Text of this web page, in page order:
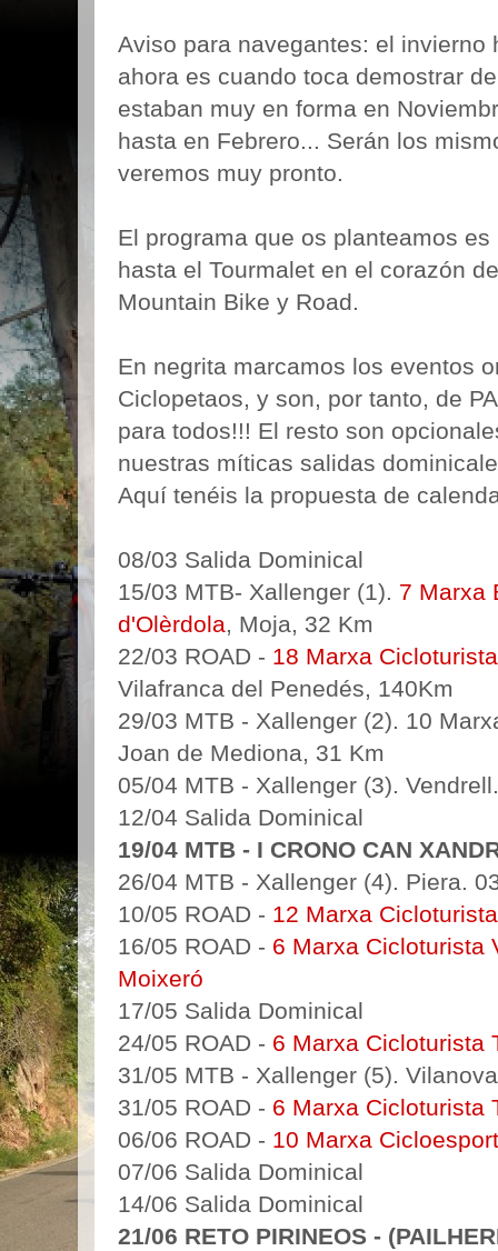
Aviso para navegantes: el invierno
ahora es cuando toca demostrar
estaban muy en forma en
hasta en Febrero... Serán los
veremos muy pronto.
El programa que os planteamos
hasta el Tourmalet en el corazón
Mountain Bike y Road.
En negrita marcamos los eventos
Ciclopetaos, y son, por tanto, de
para todos!!! El resto son
nuestras míticas salidas
Aquí tenéis la propuesta de
08/03 Salida Dominical
15/03 MTB- Xallenger (1). 7 Marxa
d'Olèrdola, Moja, 32 Km
22/03 ROAD - 18 Marxa
Vilafranca del Penedés, 140Km
29/03 MTB - Xallenger (2). 10
Joan de Mediona, 31 Km
05/04 MTB - Xallenger (3). Vendrell.
12/04 Salida Dominical
19/04 MTB - I CRONO CAN
26/04 MTB - Xallenger (4). Piera.
10/05 ROAD - 12 Marxa
16/05 ROAD - 6 Marxa Cicloturista
Moixeró
17/05 Salida Dominical
24/05 ROAD - 6 Marxa Cicloturista
31/05 MTB - Xallenger (5).
31/05 ROAD - 6 Marxa Cicloturista
06/06 ROAD - 10 Marxa
07/06 Salida Dominical
14/06 Salida Dominical
21/06 RETO PIRINEOS -